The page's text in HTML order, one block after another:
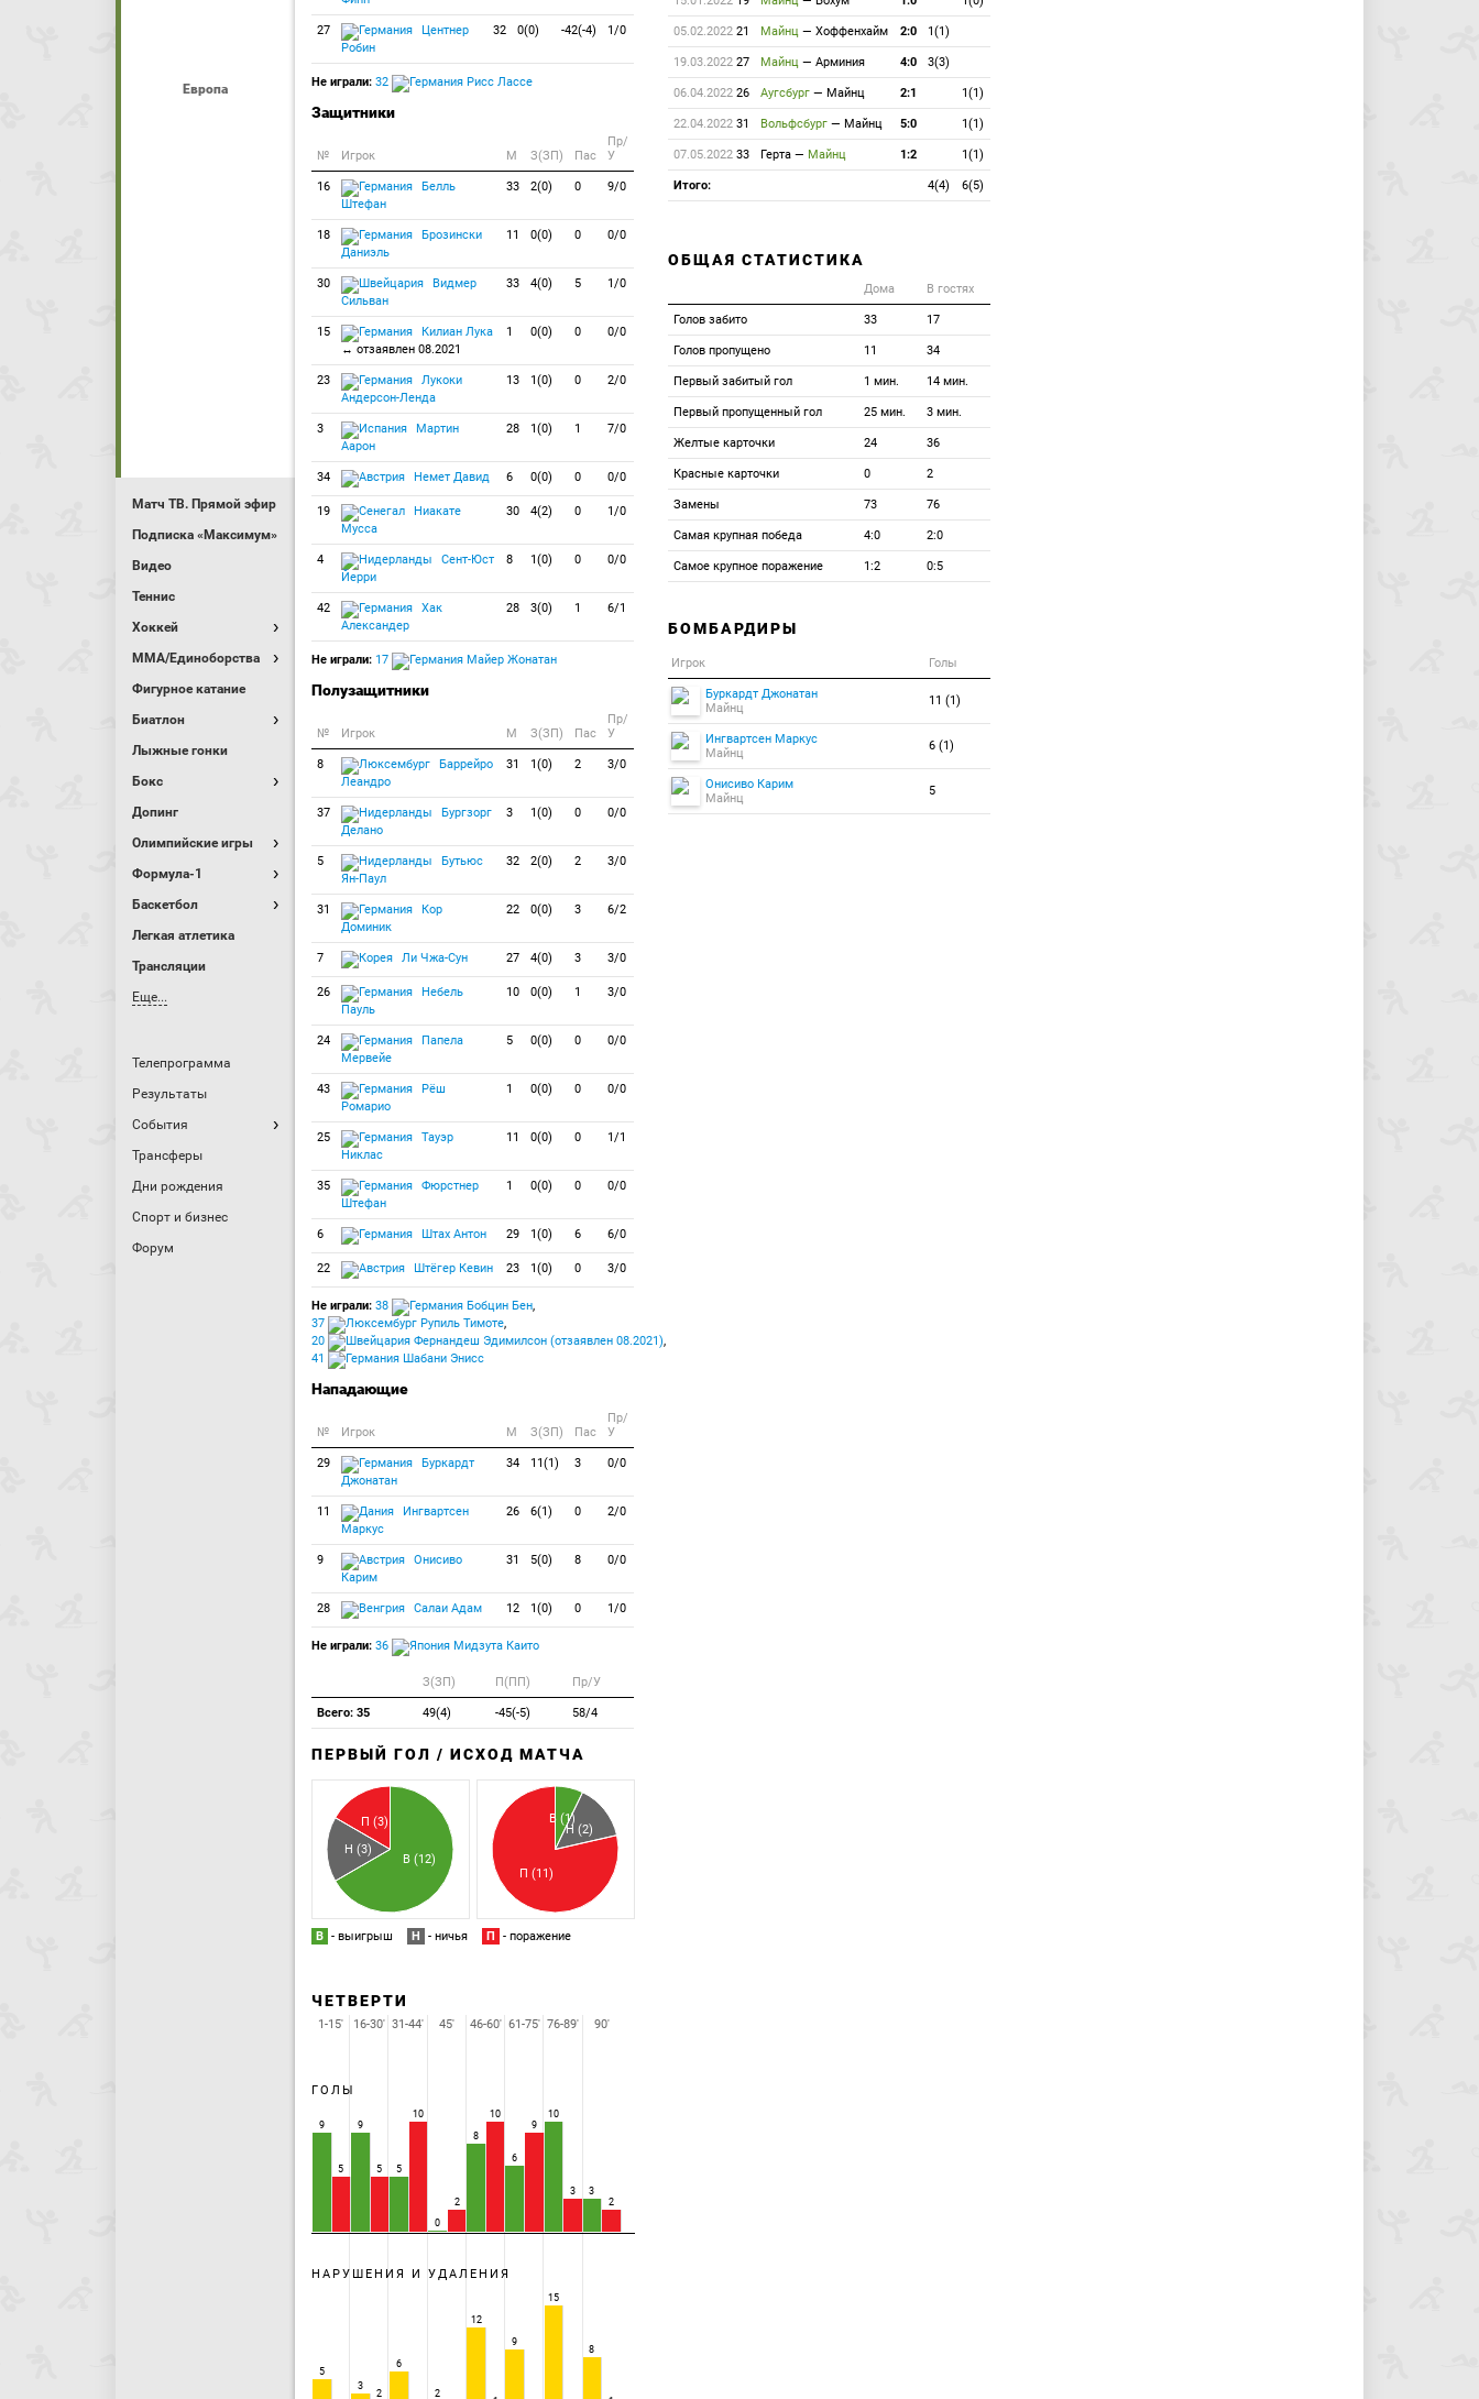
Европа
Матч ТВ. Прямой эфир
Подписка «Максимум»
Видео
Теннис
Хоккей
MMA/Единоборства
Фигурное катание
Биатлон
Лыжные гонки
Бокс
Допинг
Олимпийские игры
Формула-1
Баскетбол
Легкая атлетика
Трансляции
Еще...
Телепрограмма
Результаты
События
Трансферы
Дни рождения
Спорт и бизнес
Форум
27
Центнер
Робин
32 0(0) -42(-4) 1/0
Не играли: 32 Рисс Лассе
Защитники
№ Игрок M З(ЗП) Пас
Пр/
У
16
Белль
Штефан
33 2(0) 0 9/0
18
Брозински
Даниэль
11 0(0) 0 0/0
30
Видмер
Сильван
33 4(0) 5 1/0
15
Килиан Лука
↔ отзаявлен 08.2021
1 0(0) 0 0/0
23
Лукоки
Андерсон-Ленда
13 1(0) 0 2/0
3
Мартин
Аарон
28 1(0) 1 7/0
34 Немет Давид 6 0(0) 0 0/0
19
Ниакате
Мусса
30 4(2) 0 1/0
4
Сент-Юст
Йерри
8 1(0) 0 0/0
42
Хак
Александер
28 3(0) 1 6/1
Не играли: 17 Майер Жонатан
Полузащитники
№ Игрок M З(ЗП) Пас
Пр/
У
8
Баррейро
Леандро
31 1(0) 2 3/0
37
Бургзорг
Делано
3 1(0) 0 0/0
5
Бутьюс
Ян-Паул
32 2(0) 2 3/0
31
Кор
Доминик
22 0(0) 3 6/2
7 Ли Чжа-Сун 27 4(0) 3 3/0
26
Небель
Пауль
10 0(0) 1 3/0
24
Папела
Мервейе
5 0(0) 0 0/0
43
Рёш
Ромарио
1 0(0) 0 0/0
25
Тауэр
Никлас
11 0(0) 0 1/1
35
Фюрстнер
Штефан
1 0(0) 0 0/0
6 Штах Антон 29 1(0) 6 6/0
22 Штёгер Кевин 23 1(0) 0 3/0
Не играли: 38 Бобцин Бен,
37
Рупиль Тимоте,
20
Фернандеш Эдимилсон (отзаявлен 08.2021),
41
Шабани Энисс
Нападающие
№ Игрок M З(ЗП) Пас
Пр/
У
29
Буркардт
Джонатан
34 11(1) 3 0/0
11
Ингвартсен
Маркус
26 6(1) 0 2/0
9
Онисиво
Карим
31 5(0) 8 0/0
28 Салаи Адам 12 1(0) 0 1/0
Не играли: 36 Мидзута Каито
З(ЗП) П(ПП) Пр/У
Всего: 35 49(4) -45(-5) 58/4
ПЕРВЫЙ ГОЛ / ИСХОД МАТЧА
В (12)
Н (3)
П (3) В (1)
Н (2)
П (11)
В - выигрыш Н - ничья П - поражение
ЧЕТВЕРТИ
ГОЛЫ
9
5
9
5 5
10
0
2
8
10
6
9
10
3
3
2
НАРУШЕНИЯ И УДАЛЕНИЯ
5
3
2
6
2
12
9
15
8
1-15' 16-30' 31-44' 45' 46-60' 61-75' 76-89' 90'
05.02.202221 Майнц — Хоффенхайм 2:0 1(1)
19.03.202227 Майнц — Арминия 4:0 3(3)
06.04.202226 Аугсбург — Майнц 2:1 1(1)
22.04.202231 Вольфсбург — Майнц 5:0 1(1)
07.05.202233 Герта — Майнц 1:2 1(1)
Итого: 4(4) 6(5)
ОБЩАЯ СТАТИСТИКА
Дома В гостях
Голов забито 33 17
Голов пропущено 11 34
Первый забитый гол 1 мин. 14 мин.
Первый пропущенный гол 25 мин. 3 мин.
Желтые карточки 24 36
Красные карточки 0 2
Замены 73 76
Самая крупная победа 4:0 2:0
Самое крупное поражение 1:2 0:5
БОМБАРДИРЫ
Игрок Голы
Буркардт Джонатан
Майнц
11 (1)
Ингвартсен Маркус
Майнц
6 (1)
Онисиво Карим
Майнц
5